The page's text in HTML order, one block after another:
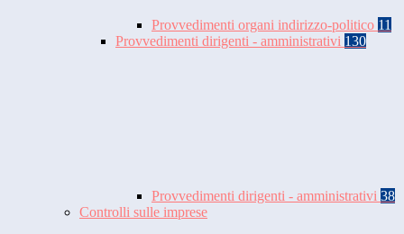
Provvedimenti organi indirizzo-politico 11
Provvedimenti dirigenti - amministrativi 130
Provvedimenti dirigenti - amministrativi 38
Controlli sulle imprese